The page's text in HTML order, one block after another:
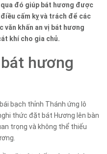
đó giúp bát hương được
cấm kỵ và trách để các
văn khấn an vị bát hương
khí cho gia chủ.
hương
bạch thỉnh Thánh ứng lô
thức đặt bát Hương lên bàn
trọng và không thể thiếu